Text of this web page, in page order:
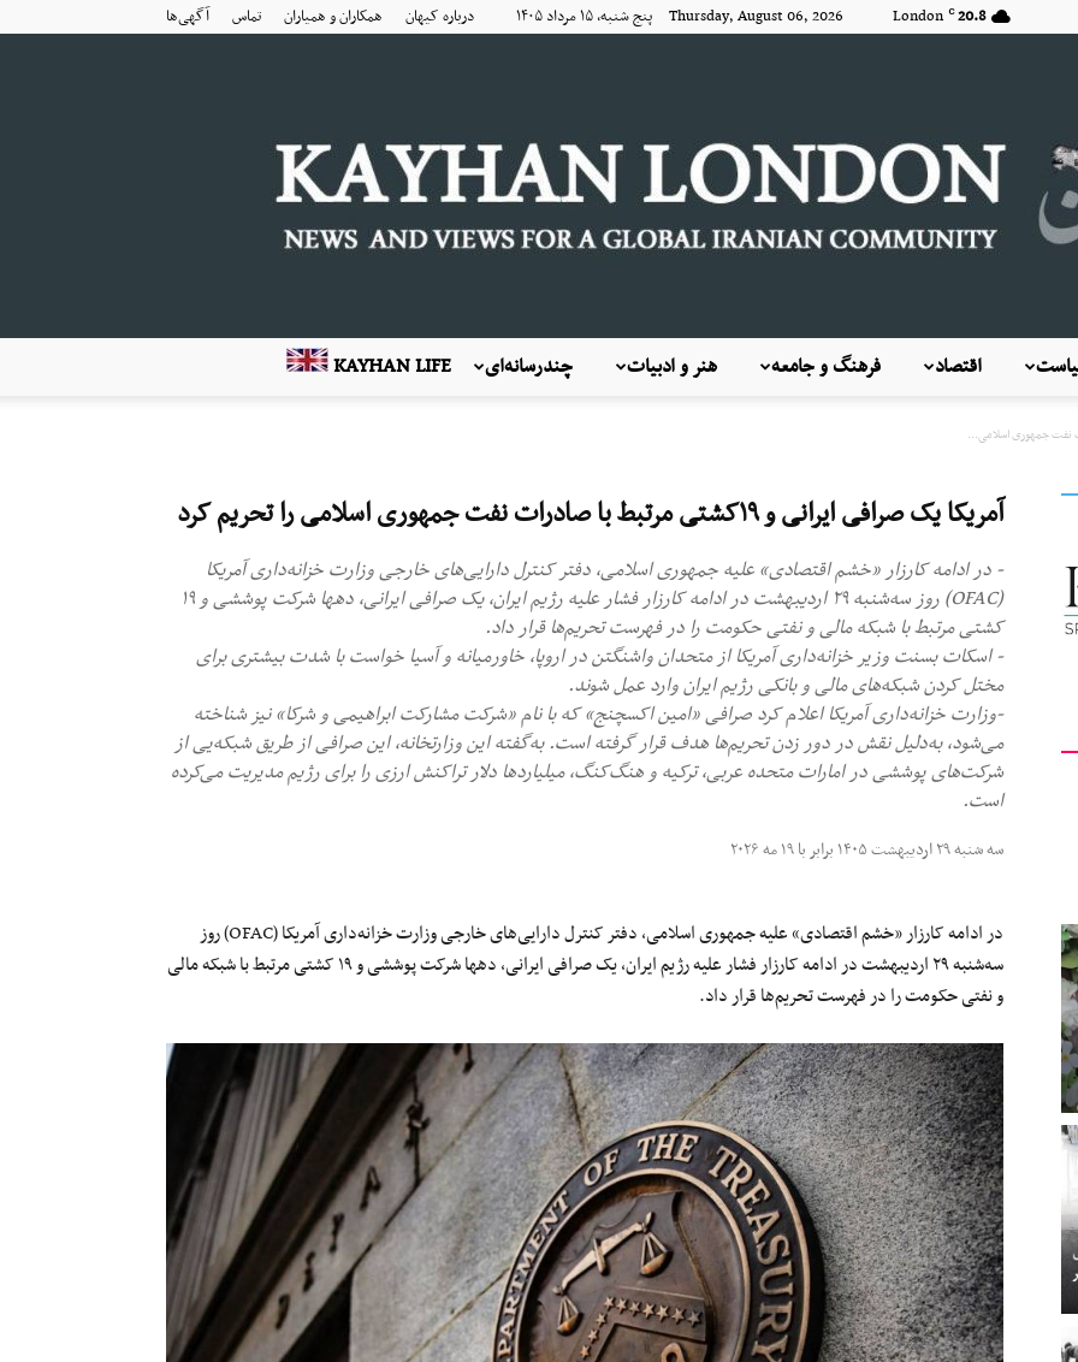
20.8
C
London Thursday, August 06, 2026 پنج شنبه, ۱۵ مرداد ۱۴۰۵ درباره کیهان همکاران و همیاران تماس آگهی‌ها
کیهان
لندن
KAYHAN LIFE چندرسانه‌ای هنر و ادبیات فرهنگ و جامعه اقتصاد
آمریکا یک صرافی ایرانی و ۱۹کشتی مرتبط با صادرات نفت جمهوری اسلامی را تحریم کرد
- در ادامه کارزار «خشم اقتصادی» علیه جمهوری اسلامی، دفتر کنترل دارایی‌های خارجی وزارت خزانه‌داری آمریکا
(OFAC) روز سه‌شنبه ۲۹ اردیبهشت در ادامه کارزار فشار علیه رژیم ایران، یک صرافی ایرانی، دهها شرکت پوششی و ۱۹
کشتی مرتبط با شبکه مالی و نفتی حکومت را در فهرست تحریم‌ها قرار داد.
- اسکات بسنت وزیر خزانه‌داری آمریکا از متحدان واشنگتن در اروپا، خاورمیانه و آسیا خواست با شدت بیشتری برای
مختل کردن شبکه‌های مالی و بانکی رژیم ایران وارد عمل شوند.
-وزارت خزانه‌داری آمریکا اعلام کرد صرافی «امین اکسچنج» که با نام «شرکت مشارکت ابراهیمی و شرکا» نیز شناخته
می‌شود، به‌دلیل نقش در دور زدن تحریم‌ها هدف قرار گرفته است. به‌گفته این وزارتخانه، این صرافی از طریق شبکه‌یی از
شرکت‌های پوششی در امارات متحده عربی، ترکیه و هنگ‌کنگ، میلیاردها دلار تراکنش ارزی را برای رژیم مدیریت می‌کرده
است.
سه شنبه ۲۹ اردیبهشت ۱۴۰۵ برابر با ۱۹ مه ۲۰۲۶
در ادامه کارزار «خشم اقتصادی» علیه جمهوری اسلامی، دفتر کنترل دارایی‌های خارجی وزارت خزانه‌داری آمریکا (OFAC) روز
سه‌شنبه ۲۹ اردیبهشت در ادامه کارزار فشار علیه رژیم ایران، یک صرافی ایرانی، دهها شرکت پوششی و ۱۹ کشتی مرتبط با شبکه مالی
و نفتی حکومت را در فهرست تحریم‌ها قرار داد.